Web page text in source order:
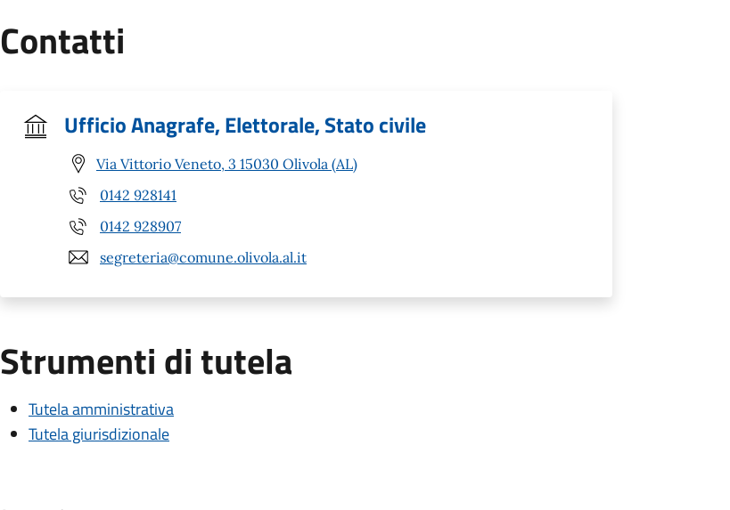
Contatti
Ufficio Anagrafe, Elettorale, Stato civile
Via Vittorio Veneto, 3 15030 Olivola (AL)
0142 928141
0142 928907
segreteria@comune.olivola.al.it
Strumenti di tutela
Tutela amministrativa
Tutela giurisdizionale